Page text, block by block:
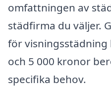
omfattningen av
städfirma du väljer.
för visningsstädning
och 5 000 kronor
specifika behov.